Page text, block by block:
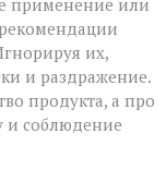
применение или
рекомендации
их,
и раздражение.
продукта, а про
и соблюдение